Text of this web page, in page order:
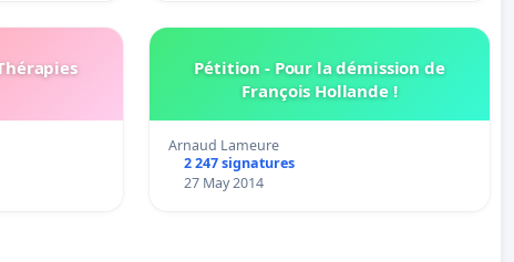
Pétition - Pour la démission de
François Hollande !
Arnaud Lameure
2 247 signatures
27 May 2014